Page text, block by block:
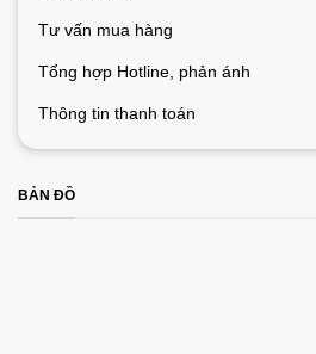
Tư vấn mua hàng
Tổng hợp Hotline, phản ánh
Thông tin thanh toán
BẢN ĐỒ